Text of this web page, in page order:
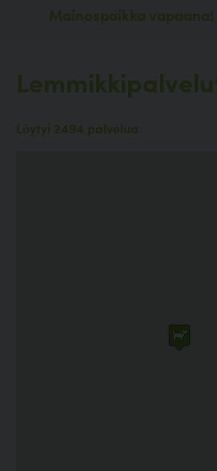
Mainospaikka vapaana!
Löytyi 2494 palvelua